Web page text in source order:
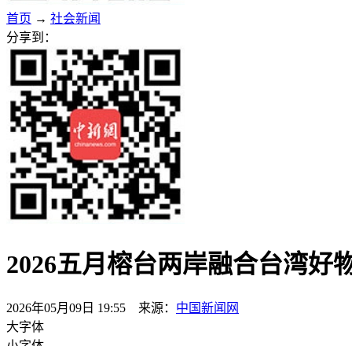
首页 → 社会新闻
分享到：
2026五月榕台两岸融合台湾好
2026年05月09日 19:55 来源： 中国新闻网
大字体